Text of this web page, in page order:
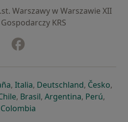
Warszawy w Warszawie XII
KRS
karcie
się w nowej karcie
otwiera się w nowej karcie
, Italiaotwiera się w nowej
, Deutschlandotwiera się
, Česko,
w nowej karcie
się w nowej karcie
otwiera się w nowej karcie
, Brasilotwiera się w nowej
, Argentinaotwiera się
, Perú,
Colombia